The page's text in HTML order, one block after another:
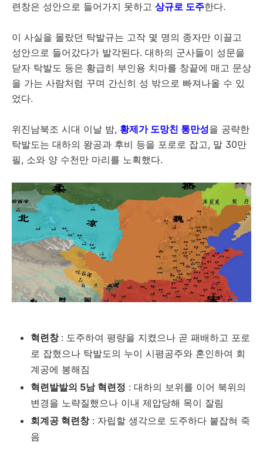
련창은 성안으로 들어가지 못하고 상규로 도주한다.
이 사실을 몰랐던 탁발규는 고작 몇 명의 종자만 이끌고
성안으로 들어갔다가 발각된다. 대하의 군사들이 성문을
닫자 탁발도 등은 황급히 부인용 치마를 창끝에 매고 문상
을 가는 사람처럼 꾸며 간신히 성 밖으로 빠져나올 수 있
었다.
위진남북조 시대 이날 밤, 황제가 도망친 통만성을 공략한
탁발도는 대하의 왕공과 후비 등을 포로로 잡고, 말 30만
필, 소와 양 수천만 마리를 노획했다.
혁련창 : 도주하여 평량을 지켰으나 곧 패배하고 포로
로 잡혔으나 탁발도의 누이 시평공주와 혼인하여 회
계공에 봉해짐
혁련발발의 5남 혁련정 : 대하의 보위를 이어 북위의
변경을 노략질했으나 이내 제압당해 목이 잘림
회계공 혁련창: 자립할 생각으로 도주하다 붙잡혀 죽
음